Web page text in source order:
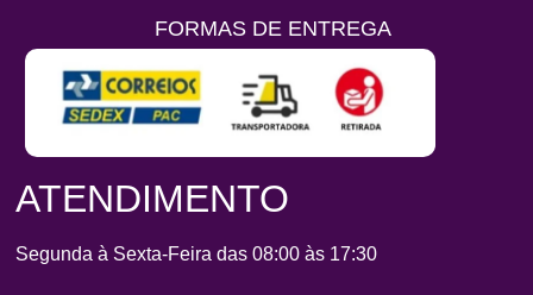
FORMAS DE ENTREGA
ATENDIMENTO
Segunda à Sexta-Feira das 08:00 às 17:30